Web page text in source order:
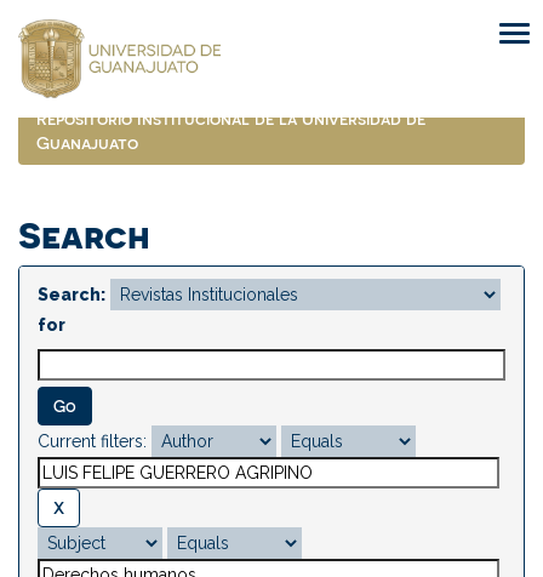
navigation
Repositorio Institucional de la Universidad de
Guanajuato
Search
Search:
for
Current filters: